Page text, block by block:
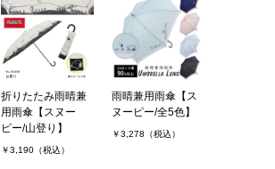
折りたたみ雨晴兼
用雨傘【スヌー
ピー/山登り】
￥3,190（税込）
雨晴兼用雨傘【ス
ヌーピー/全5色】
￥3,278（税込）